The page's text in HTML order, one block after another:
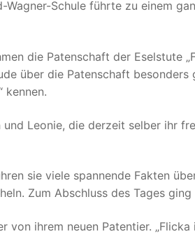
Wagner-Schule führte zu einem
die Patenschaft der Eselstute
über die Patenschaft
kennen.
und Leonie, die derzeit selber ihr
sie viele spannende Fakten
Zum Abschluss des Tages
von ihrem neuen Patentier.